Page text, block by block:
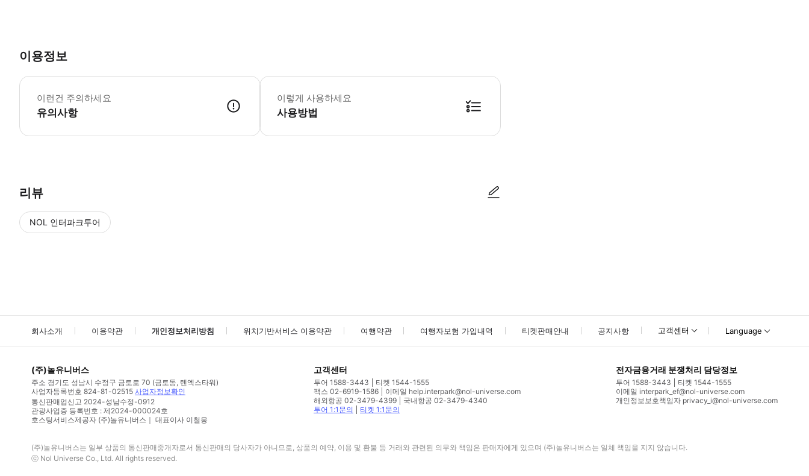
이용정보
이런건 주의하세요
유의사항
KL 홉온 홉오프 버스 어린이 규정: - 6세 미만의 어린이는 무료입니다. - 만 13세 미만 어린이는 항상 유료 성인과 동행해야 합니다. KL 홉온 홉오프 지
이렇게 사용하세요
사용방법
리뷰
NOL 인터파크투어
회사소개 이용약관 개인정보처리방침 위치기반서비스 이용약관 여행약관 여행자보험 가입내역 티켓판매안내 공지사항 고객센터 Language
(주)놀유니버스
주소 경기도 성남시 수정구 금토로 70 (금토동, 텐엑스타워)
사업자등록번호 824-81-02515 사업자정보확인
통신판매업신고 2024-성남수정-0912
관광사업증 등록번호 : 제2024-000024호
호스팅서비스제공자 (주)놀유니버스｜ 대표이사 이철웅
고객센터
투어 1588-3443
티켓 1544-1555
팩스 02-6919-1586
이메일 help.interpark@nol-universe.com
해외항공 02-3479-4399
국내항공 02-3479-4340
투어 1:1문의
티켓 1:1문의
전자금융거래 분쟁처리 담당정보
투어 1588-3443
티켓 1544-1555
이메일 interpark_ef@nol-universe.com
개인정보보호책임자 privacy_i@nol-universe.com
(주)놀유니버스는 일부 상품의 통신판매중개자로서 통신판매의 당사자가 아니므로, 상품의 예약, 이용 및 환불 등 거래와 관련된 의무와 책임은 판매자에게 있으며 (주)놀유니버스는 일체 책임을 지지 않습니다.
ⓒ Nol Universe Co., Ltd. All rights reserved.